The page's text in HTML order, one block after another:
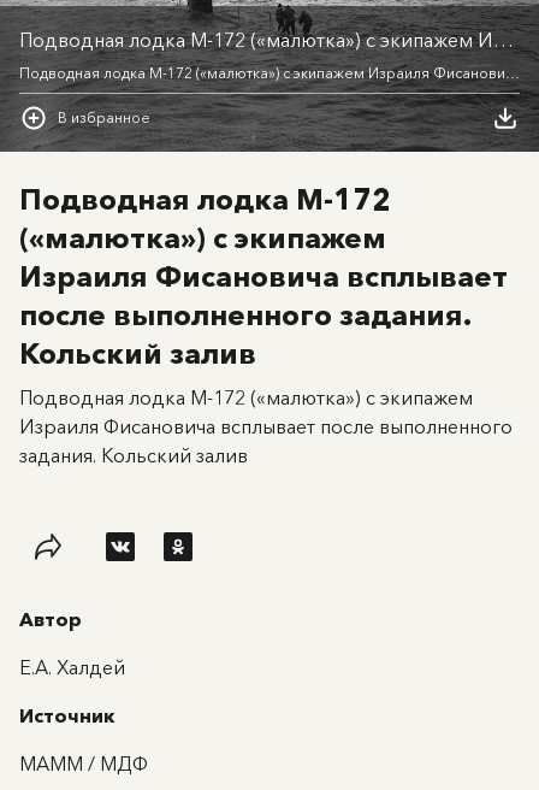
Подводная лодка М-172 («малютка») с экипажем Израиля Фисановича всплывает после выполненного задания. Кольский залив
Подводная лодка М-172 («малютка») с экипажем Израиля Фисановича всплывает после выполненного задания. Кольский залив
В избранное
Подводная лодка М-172
(«малютка») с экипажем
Израиля Фисановича всплывает
после выполненного задания.
Кольский залив
Подводная лодка М-172 («малютка») с экипажем
Израиля Фисановича всплывает после выполненного
задания. Кольский залив
Автор
Е.А. Халдей
Источник
МАММ / МДФ